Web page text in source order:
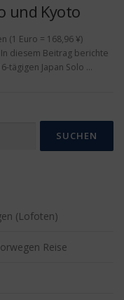
und Kyoto
(1 Euro = 168,96 ¥)
diesem Beitrag berichte
tägigen Japan Solo …
(Lofoten)
Reise